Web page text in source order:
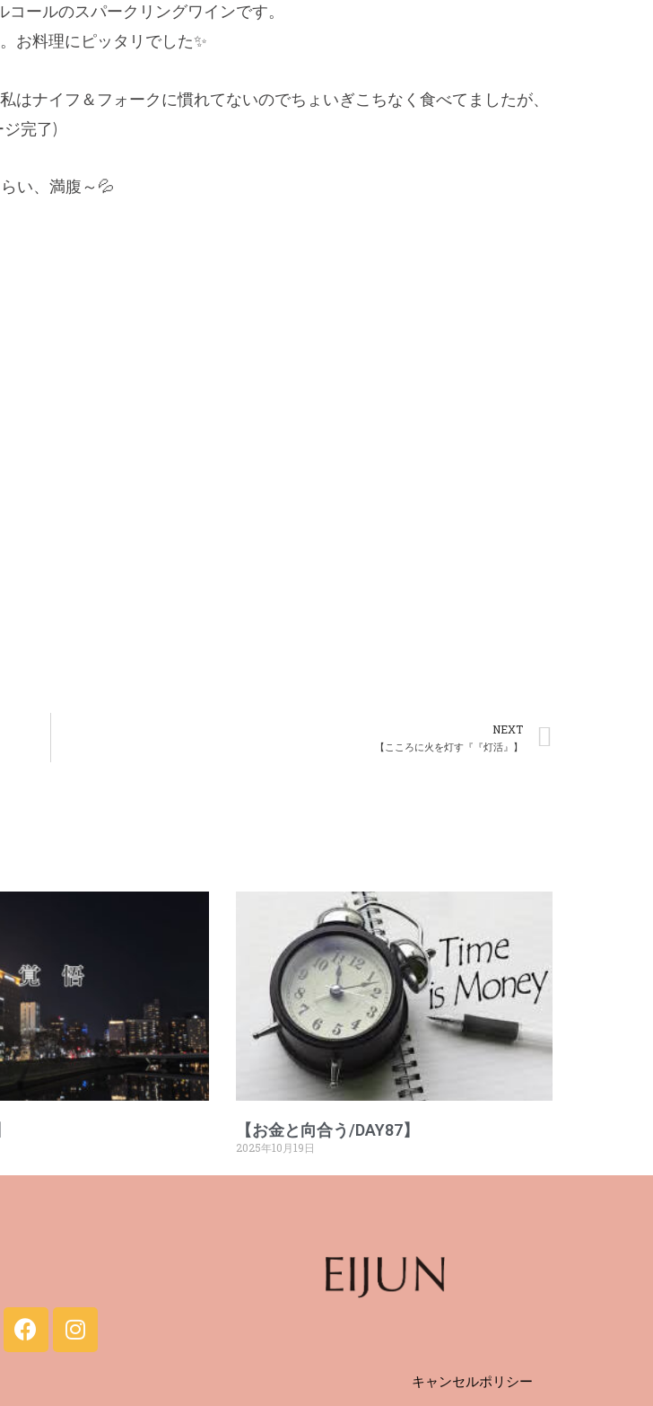
ールのスパークリングワインです。
お料理にピッタリでした✨
ナイフ＆フォークに慣れてないのでちょいぎこちなく食べてましたが、
完了)
い、満腹～💦
NEXT
【こころに火を灯す『『灯活』】
【お金と向合う/DAY87】
2025年10月19日
キャンセルポリシー